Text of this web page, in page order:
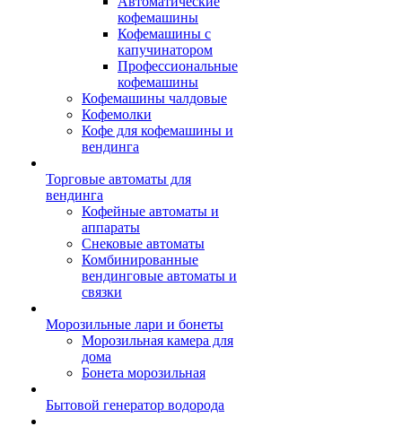
кофемашины
Кофемашины с
капучинатором
Профессиональные
кофемашины
Кофемашины чалдовые
Кофемолки
Кофе для кофемашины и
вендинга
Торговые автоматы для
вендинга
Кофейные автоматы и
аппараты
Снековые автоматы
Комбинированные
вендинговые автоматы и
связки
Морозильные лари и бонеты
Морозильная камера для
дома
Бонета морозильная
Бытовой генератор водорода